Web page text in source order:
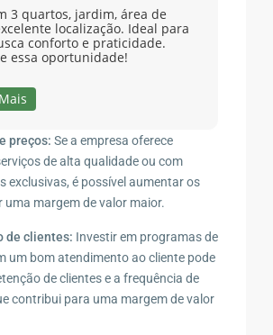
3 quartos, jardim, área de
localização. Ideal para
conforto e praticidade.
essa oportunidade!
preços: Se a empresa oferece
de alta qualidade ou com
exclusivas, é possível aumentar os
uma margem de valor maior.
de clientes: Investir em programas de
um bom atendimento ao cliente pode
de clientes e a frequência de
contribui para uma margem de valor